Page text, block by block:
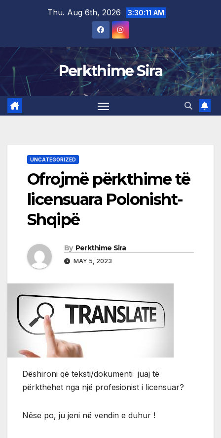
Thu. Aug 6th, 2026 3:30:11 AM
Perkthime Sira
UNCATEGORIZED
Ofrojmë përkthime të
licensuara Polonisht-
Shqipë
By Perkthime Sira
MAY 5, 2023
Dëshironi që teksti/dokumenti juaj të
përkthehet nga një profesionist i licensuar?
Nëse po, ju jeni në vendin e duhur !